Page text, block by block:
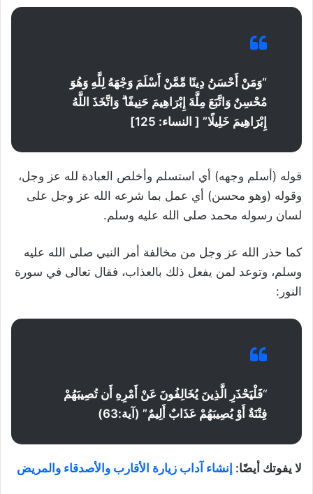
“وَمَنْ أَحْسَنُ دِينًا مِّمَّنْ أَسْلَمَ وَجْهَهُ لِلَّهِ وَهُوَ
مُحْسِنٌ وَاتَّبَعَ مِلَّةَ إِبْرَاهِيمَ حَنِيفًا ۗ وَاتَّخَذَ اللَّهُ
إِبْرَاهِيمَ خَلِيلًا” [ النساء: 125]
قوله (أسلم وجهه) أي استسلم وأخلص العبادة لله عز وجل،
وقوله (وهو محسن) أي عمل بما شرعه الله عز وجل على
لسان رسوله محمد صلى الله عليه وسلم.
كما حذر الله عز وجل من مخالفة أمر النبي صلى الله عليه
وسلم، وتوعد لمن يفعل ذلك بالعذاب، فقال تعالى في سورة
النور:
“فَلْيَحْذَرِ الَّذِينَ يُخَالِفُونَ عَنْ أَمْرِهِ أَن تُصِيبَهُمْ
فِتْنَةٌ أَوْ يُصِيبَهُمْ عَذَابٌ أَلِيمٌ” (آية:63)
لا يفوتك أيضًا: إنشاء آداب زيارة الأقارب والأصدقاء والمريض